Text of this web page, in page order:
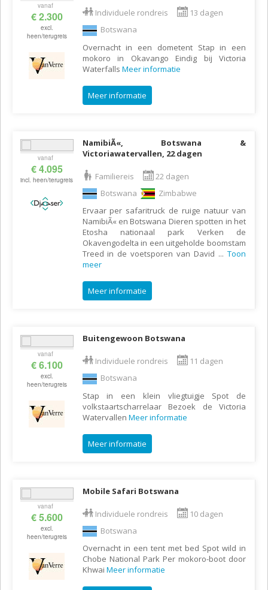
vanaf
€ 2.300
excl.
heen/terugreis
Individuele rondreis
13 dagen
Botswana
Overnacht in een dometent Stap in een
mokoro in Okavango Eindig bij Victoria
Waterfalls Meer informatie
Meer informatie
vanaf
€ 4.095
incl. heen/terugreis
NamibiÃ«, Botswana &
Victoriawatervallen, 22 dagen
Familiereis
22 dagen
Botswana
Zimbabwe
Ervaar per safaritruck de ruige natuur van
NamibiÃ« en Botswana Dieren spotten in het
Etosha nationaal park Verken de
Okavengodelta in een uitgeholde boomstam
Treed in de voetsporen van David ... Toon
meer
Meer informatie
vanaf
€ 6.100
excl.
heen/terugreis
Buitengewoon Botswana
Individuele rondreis
11 dagen
Botswana
Stap in een klein vliegtuigje Spot de
volkstaartscharrelaar Bezoek de Victoria
Watervallen Meer informatie
Meer informatie
vanaf
€ 5.600
excl.
heen/terugreis
Mobile Safari Botswana
Individuele rondreis
10 dagen
Botswana
Overnacht in een tent met bed Spot wild in
Chobe National Park Per mokoro-boot door
Khwai Meer informatie